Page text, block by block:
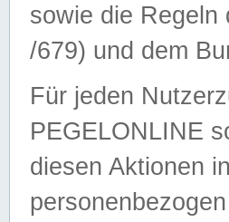
sowie die Regeln
/679) und dem
Für jeden
PEGELONLINE
diesen Aktionen